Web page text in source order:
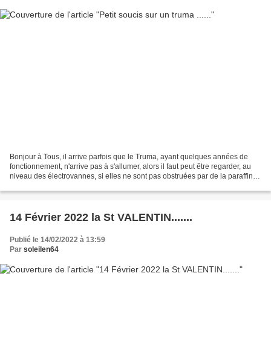
Bonjour à Tous, il arrive parfois que le Truma, ayant quelques années de
fonctionnement, n'arrive pas à s'allumer, alors il faut peut être regarder, au
niveau des électrovannes, si elles ne sont pas obstruées par de la paraffine,
14 Février 2022 la St VALENTIN.......
Publié le 14/02/2022 à 13:59
Par soleilen64